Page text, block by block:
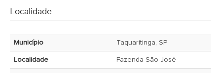
Localidade
Município Taquaritinga, SP
Localidade Fazenda São José